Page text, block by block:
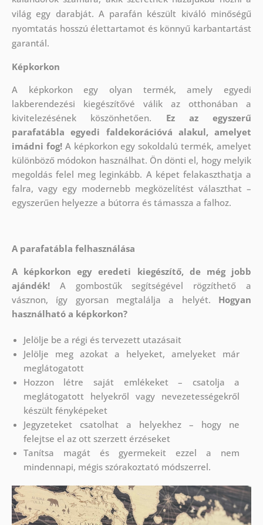
világ egy darabját. A parafán készült kiváló minőségű
nyomtatás hosszú élettartamot és könnyű karbantartást
garantál.
Képkorkon
A képkorkon egy olyan termék, amely egyedi
lakberendezési kiegészítővé válik az otthonában a
kivitelezésének köszönhetően. Ez az egyszerű
parafatábla egyedi faldekorációvá alakul, amelyet
imádni fog!A képkorkon egy sokoldalú termék, amelyet
különböző módokon használhat. Ön dönti el, hogy melyik
megoldás felel meg leginkább. A képet felakaszthatja a
falra, vagy egy modernebb megközelítést választhat –
egyszerűen helyezze a bútorra és támassza a falhoz.
A parafatábla felhasználása
A képkorkon egy eredeti kiegészítő, de még jobb
ajándék!A gombostűk segítségével rögzíthető a
vásznon, így gyorsan megtalálja a helyét. Hogyan
használható a képkorkon?
Jelölje be a régi és tervezett utazásait
Jelölje meg azokat a helyeket, amelyeket már
meglátogatott
Hozzon létre saját emlékeket – csatolja a
meglátogatott helyekről vagy nevezetességekről
készült fényképeket
Jegyzeteket csatolhat a helyekhez – hogy ne
felejtse el az ott szerzett érzéseket
Tanítsa magát és gyermekeit ezzel a nem
mindennapi, mégis szórakoztató módszerrel.